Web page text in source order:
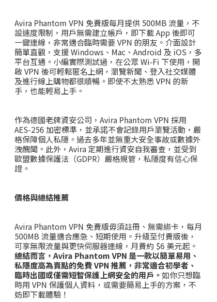
Avira Phantom VPN 免費版每月提供 500MB 流量，不
設速度限制，用戶無需建立帳戶，即下載 App 後即可
一鍵連線，非常適合臨時需要 VPN 的朋友。介面設計
簡單直觀，支援 Windows、Mac、Android 及 iOS，多
平台互通。小編實際測試過，在公眾 Wi-Fi 下使用，開
啟 VPN 後可輕鬆匿名上網，瀏覽新聞、登入社交媒體
及進行線上購物都很順暢。即使不太熟悉 VPN 的新
手，也能輕易上手。
作為德國老牌資安公司，Avira Phantom VPN 採用
AES-256 加密標準，並承諾不會記錄用戶瀏覽活動，嚴
格保障個人私隱。過去多年並無重大安全事故或數據外
洩醜聞。此外，Avira 定期進行資安自我審查，並受到
歐盟數據保護法（GDPR）嚴格規管，私隱度有信心保
證。
價格與總結推薦
Avira Phantom VPN 免費版毋須註冊、無需綁卡，每月
500MB 流量適合應急、短期使用。升級至付費版後，
可享無限流量與更快伺服器連線，月費約 $6 美元起。
總結而言，Avira Phantom VPN 是一款以簡單易用、
私隱度高為賣點的免費 VPN 推薦，非常適合初學者、
臨時出國或僅需短暫保護上網安全的用戶。 如你只想臨
時用 VPN 保護個人資料，或需要簡易上手的方案，不
妨即下載體驗！